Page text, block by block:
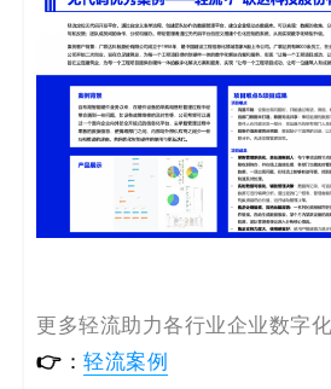
更多轻流助力各行业企业数字
👉 ： 轻流案例